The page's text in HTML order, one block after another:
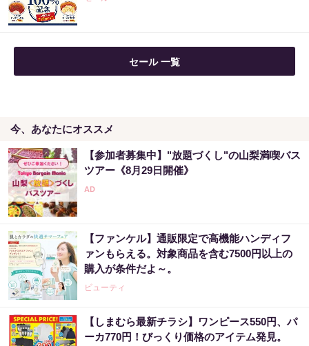
セール 一覧
今、あなたにオススメ
【参加者募集中】"放題づくし"の山梨満喫バス
ツアー《8月29日開催》
【ファンケル】通販限定で高機能ハンディフ
ァンもらえる。対象商品を含む7500円以上の
購入が条件だよ～。
ビューティ
【しまむら最新チラシ】ワンピース550円、パ
ーカ770円！びっくり価格のアイテム発見。